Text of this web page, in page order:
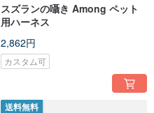
スズランの囁き Among ペット
用ハーネス
2,862円
カスタム可
送料無料